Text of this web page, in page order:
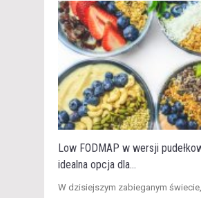
Low FODMAP w wersji
idealna opcja dla...
W dzisiejszym zabieganym